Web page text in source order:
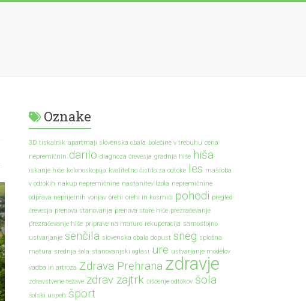
Oznake
3D tiskalnik apartmaji slovenska obala bolečine v trebuhu cena
nepremičnin darilo diagnoza črevesja gradnja hiše hiša
iskanje hiše kolonoskopija kvalitetno čistilo za odtoke les maščoba
v odtokih nakup nepremičnine nastanitev Izola nepremičnine
odprava neprijetnih vonjav orehi orehi in kosmiči pohodi pregled
črevesja prenova stanovanja prenova stare hiše prezračevanje
prezračevanje hiše priprave na maturo rekuperacija samostojno
ustvarjanje senčila slovenska obala dopust sneg splošna
matura srednja šola stanovanjski oglasi ure ustvarjanje modelov
vadba in artroza Zdrava Prehrana zdravje
zdravstvene težave zdrav zajtrk čiščenje odtokov šola
šolski uspeh šport